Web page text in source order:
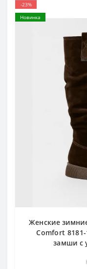
-23%
Новинка
Женские
Comfort
замши с